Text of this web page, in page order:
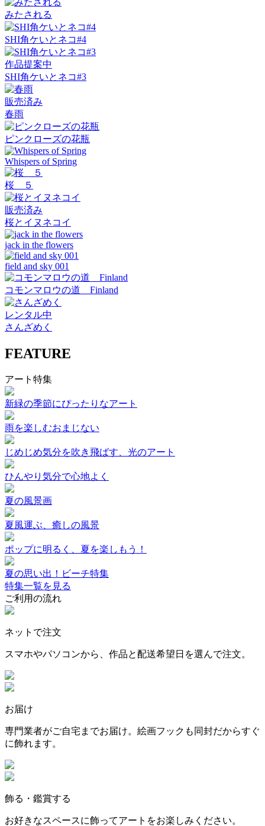
みたされる
SHI角ケいとネコ#4
作品提案中
SHI角ケいとネコ#3
販売済み
春雨
ピンクローズの花瓶
Whispers of Spring
桜 ５
販売済み
桜とイヌネコイ
jack in the flowers
field and sky 001
コモンマロウの道 Finland
レンタル中
さんざめく
FEATURE
アート特集
新緑の季節にぴったりなアート
雨を楽しむおまじない
じめじめ気分を吹き飛ばす、光のアート
ひんやり気分で心地よく
夏の風景画
夏風運ぶ、癒しの風景
ポップに明るく、夏を楽しもう！
夏の思い出！ビーチ特集
特集一覧を見る
ご利用の流れ
ネットで注文
スマホやパソコンから、作品と配送希望日を選んで注文。
お届け
専門業者がご自宅までお届け。絵画フックも同封だからすぐ
に飾れます。
飾る・鑑賞する
お好きなスペースに飾ってアートをお楽しみください。